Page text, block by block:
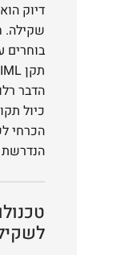
דיוק
שקילה.
בוחרים
הדבר
כיול
הכרחי
הנדרשת